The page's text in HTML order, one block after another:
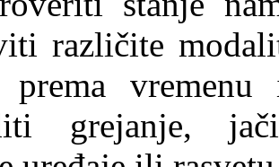
različite
vremenu
grejanje,